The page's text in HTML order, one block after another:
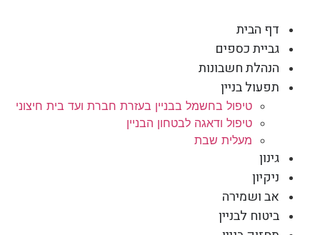
דף הבית
גביית כספים
הנהלת חשבונות
תפעול בניין
טיפול בחשמל בבניין בעזרת חברת ועד בית חיצוני
טיפול ודאגה לבטחון הבניין
מעלית שבת
גינון
ניקיון
אב ושמירה
ביטוח לבניין